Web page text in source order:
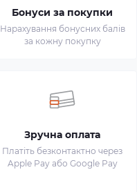
Бонуси за покупки
Нарахування бонусних балів
за кожну покупку
Зручна оплата
Платіть безконтактно через
Apple Pay або Google Pay